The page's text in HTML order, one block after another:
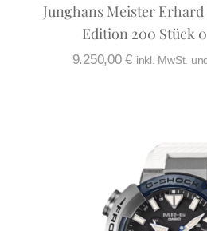
Junghans Meister
Edition 200 Stück
9.250,00€ inkl. MwSt.